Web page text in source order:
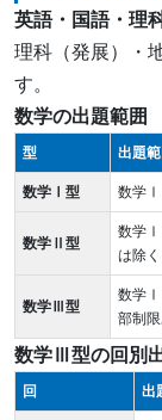
英語・国語・理
理科（発展）・
す。
数学の出題範囲
型 出題範
数学Ⅰ型 数学Ⅰ
数学Ⅱ型
数学Ⅰ
は除く
数学Ⅲ型
数学Ⅰ
部制限
数学Ⅲ型の回別
回 出